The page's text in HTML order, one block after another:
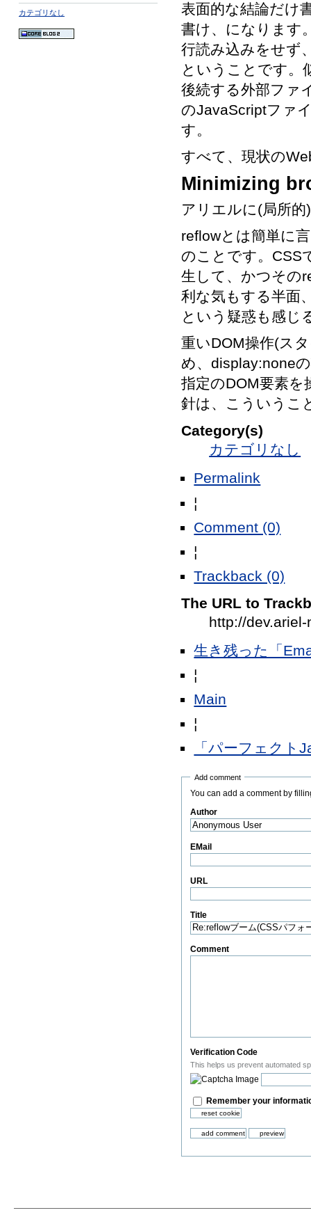
カテゴリなし
表面的な結論だけ
書け、になります
行読み込みをせず
ということです。
後続する外部ファ
のJavaScriptファ
す。
すべて、現状の
Minimizing
アリエルに(局所
reflowとは簡単に
のことです。CSS
生して、かつその
利な気もする半面
という疑惑も感じ
重いDOM操作(ス
め、display:none
指定のDOM要素を
針は、こういうこ
Category(s)
カテゴリなし
Permalink
¦
Comment (0)
¦
Trackback (0)
The URL to
http://
生き残った「
¦
Main
¦
「パーフェクト
Add comment
You can add a comment by
Author
EMail
URL
Title
Comment
Verification Code
This helps us prevent automated
Remember your